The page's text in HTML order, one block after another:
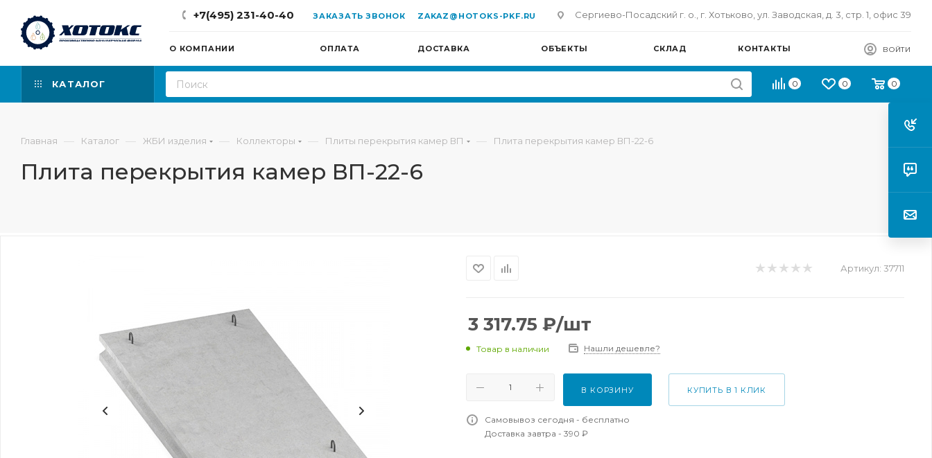
+7(495) 231-40-40 ЗАКАЗАТЬ ЗВОНОК ZAKAZ@HOTOKS-PKF.RU Сергиево-Посадский г. о., г. Хотьково, ул. Заводская, д. 3, стр. 1, офис 39
О КОМПАНИИ ОПЛАТА ДОСТАВКА ОБЪЕКТЫ СКЛАД КОНТАКТЫ ВОЙТИ
КАТАЛОГ 0 0 0
Главная — Каталог — ЖБИ изделия — Коллекторы — Плиты перекрытия камер ВП — Плита перекрытия камер ВП-22-6
Плита перекрытия камер ВП-22-6
Артикул: 37711
3 317.75 ₽/шт
Товар в наличии Нашли дешевле?
В КОРЗИНУ КУПИТЬ В 1 КЛИК
Самовывоз сегодня - бесплатно
Доставка завтра - 390 ₽